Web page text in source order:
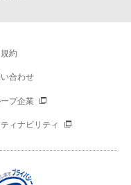
約
合わせ
プ企業
ィナビリティ